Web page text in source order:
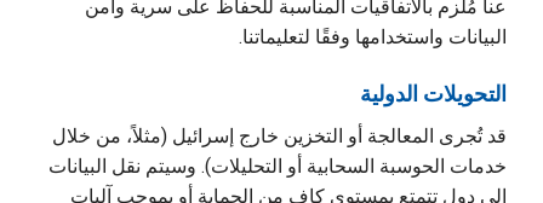
عنا مُلزم بالاتفاقيات المناسبة للحفاظ على سرية وأمن
البيانات واستخدامها وفقًا لتعليماتنا.
التحويلات الدولية
قد تُجرى المعالجة أو التخزين خارج إسرائيل (مثلاً، من خلال
خدمات الحوسبة السحابية أو التحليلات). وسيتم نقل البيانات